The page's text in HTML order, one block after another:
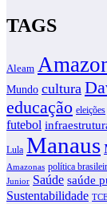
TAGS
Aleam
Mundo cultura
educação eleições
futebol
Lula Manaus
Amazonas política
Junior Saúde saúde
Sustentabilidade